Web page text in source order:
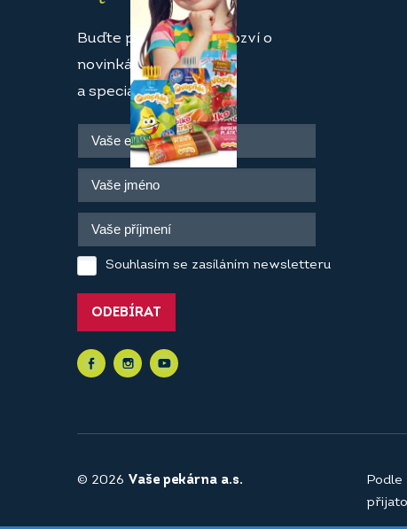
Buďte první, kdo se dozví o
novinkách
a speciálních akcích.
Souhlasím se zasíláním newsletteru
ODEBÍRAT
© 2026 Vaše pekárna a.s.
Podle